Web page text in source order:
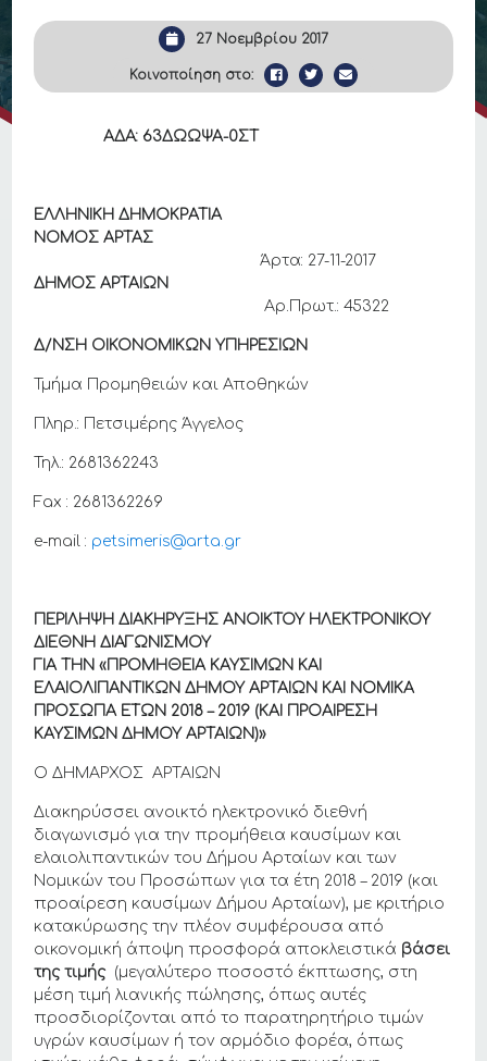
27 Νοεμβρίου 2017
Κοινοποίηση στο:
ΑΔΑ: 63ΔΩΩΨΑ-0ΣΤ
ΕΛΛΗΝΙΚΗ ΔΗΜΟΚΡΑΤΙΑ
ΝΟΜΟΣ ΑΡΤΑΣ
Άρτα: 27-11-2017
ΔΗΜΟΣ ΑΡΤΑΙΩΝ
Αρ.Πρωτ.: 45322
Δ/ΝΣΗ ΟΙΚΟΝΟΜΙΚΩΝ ΥΠΗΡΕΣΙΩΝ
Τμήμα Προμηθειών και Αποθηκών
Πληρ.: Πετσιμέρης Άγγελος
Τηλ.: 2681362243
Fax : 2681362269
e-mail : petsimeris@arta.gr
ΠΕΡΙΛΗΨΗ ΔΙΑΚΗΡΥΞΗΣ ΑΝΟΙΚΤΟΥ ΗΛΕΚΤΡΟΝΙΚΟΥ
ΔΙΕΘΝΗ ΔΙΑΓΩΝΙΣΜΟΥ
ΓΙΑ ΤΗΝ «ΠΡΟΜΗΘΕΙΑ ΚΑΥΣΙΜΩΝ ΚΑΙ
ΕΛΑΙΟΛΙΠΑΝΤΙΚΩΝ ΔΗΜΟΥ ΑΡΤΑΙΩΝ ΚΑΙ ΝΟΜΙΚΑ
ΠΡΟΣΩΠΑ ΕΤΩΝ 2018 – 2019 (ΚΑΙ ΠΡΟΑΙΡΕΣΗ
ΚΑΥΣΙΜΩΝ ΔΗΜΟΥ ΑΡΤΑΙΩΝ)»
Ο ΔΗΜΑΡΧΟΣ ΑΡΤΑΙΩΝ
Διακηρύσσει ανοικτό ηλεκτρονικό διεθνή
διαγωνισμό για την προμήθεια καυσίμων και
ελαιολιπαντικών του Δήμου Αρταίων και των
Νομικών του Προσώπων για τα έτη 2018 – 2019 (και
προαίρεση καυσίμων Δήμου Αρταίων), με κριτήριο
κατακύρωσης την πλέον συμφέρουσα από
οικονομική άποψη προσφορά αποκλειστικά βάσει
της τιμής(μεγαλύτερο ποσοστό έκπτωσης, στη
μέση τιμή λιανικής πώλησης, όπως αυτές
προσδιορίζονται από το παρατηρητήριο τιμών
υγρών καυσίμων ή τον αρμόδιο φορέα, όπως